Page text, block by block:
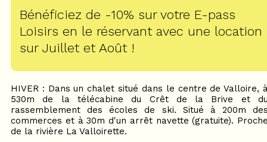
Bénéficiez de -10% sur votre E-pass
Loisirs en le réservant avec une location
sur Juillet et Août !
HIVER : Dans un chalet situé dans le centre de Valloire,
530m de la télécabine du Crêt de la Brive et
rassemblement des écoles de ski. Situé à 200m
commerces et à 30m d'un arrêt navette (gratuite).
de la rivière La Valloirette.